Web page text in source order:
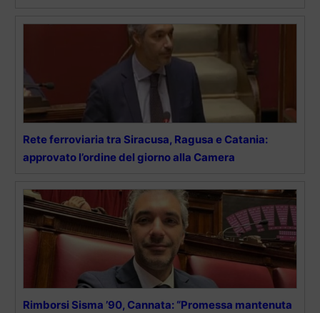
Rete ferroviaria tra Siracusa, Ragusa e Catania:
approvato l’ordine del giorno alla Camera
Rimborsi Sisma ’90, Cannata: “Promessa mantenuta